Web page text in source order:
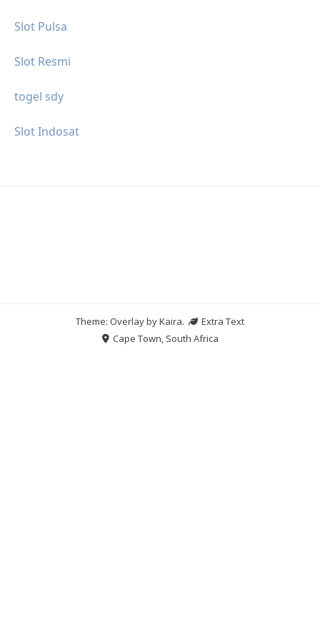
Slot Pulsa
Slot Resmi
togel sdy
Slot Indosat
Theme: Overlay byKaira.
Extra Text
Cape Town, South Africa